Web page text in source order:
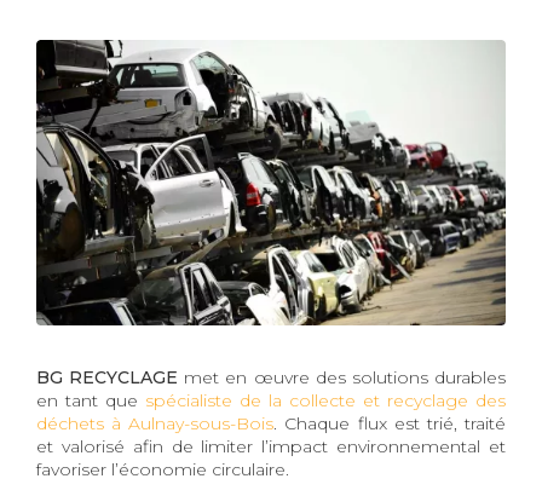
BG RECYCLAGE met en œuvre des solutions durables
en tant que spécialiste de la collecte et recyclage des
déchets à Aulnay-sous-Bois. Chaque flux est trié, traité
et valorisé afin de limiter l’impact environnemental et
favoriser l’économie circulaire.